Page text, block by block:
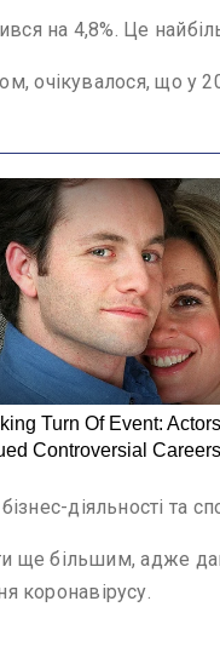
на 4,8%. Це
очікувалося, що у
діяльності та
ще більшим, адже
коронавірусу.